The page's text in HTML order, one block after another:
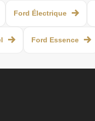
Ford Électrique
Ford Essence